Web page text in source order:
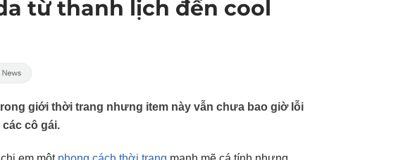
từ thanh lịch đến cool
giới thời trang nhưng item này vẫn chưa bao giờ lỗi
cô gái.